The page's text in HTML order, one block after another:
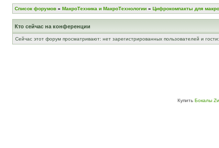
Список форумов » МакроТехника и МакроТехнологии » Цифрокомпакты для
Кто сейчас на конференции
Сейчас этот форум просматривают: нет зарегистрированных пользователей и
Купить Бокалы